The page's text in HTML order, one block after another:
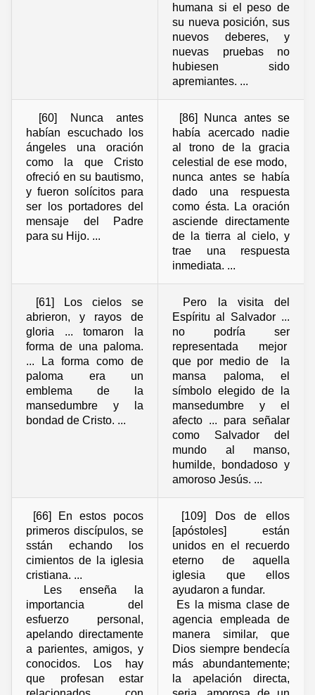
humana si el peso de
su nueva posición, sus
nuevos deberes, y
nuevas pruebas no
hubiesen sido
apremiantes. ...
[60] Nunca antes
habían escuchado los
ángeles una oración
como la que Cristo
ofreció en su bautismo,
y fueron solícitos para
ser los portadores del
mensaje del Padre
para su Hijo. ...
[86] Nunca antes se
había acercado nadie
al trono de la gracia
celestial de ese modo,
nunca antes se había
dado una respuesta
como ésta. La oración
asciende directamente
de la tierra al cielo, y
trae una respuesta
inmediata. ...
[61] Los cielos se
abrieron, y rayos de
gloria ... tomaron la
forma de una paloma.
... La forma como de
paloma era un
emblema de la
mansedumbre y la
bondad de Cristo. ...
Pero la visita del
Espíritu al Salvador ...
no podría ser
representada mejor
que por medio de la
mansa paloma, el
símbolo elegido de la
mansedumbre y el
afecto ... para señalar
como Salvador del
mundo al manso,
humilde, bondadoso y
amoroso Jesús. ...
[66] En estos pocos
primeros discípulos, se
sstán echando los
cimientos de la iglesia
cristiana. ...
Les enseña la
importancia del
esfuerzo personal,
apelando directamente
a parientes, amigos, y
conocidos. Los hay
que profesan estar
[109] Dos de ellos
[apóstoles] están
unidos en el recuerdo
eterno de aquella
iglesia que ellos
ayudaron a fundar.
Es la misma clase de
agencia empleada de
manera similar, que
Dios siempre bendecía
más abundantemente;
la apelación directa,